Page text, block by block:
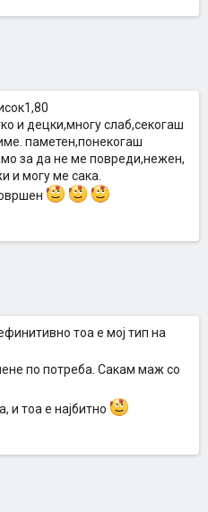
и децки,многу слаб,секогаш
паметен,понекогаш
за да не ме повреди,нежен,
и могу ме сака.
тоа е мој тип на
по потреба. Сакам маж со
и тоа е најбитно